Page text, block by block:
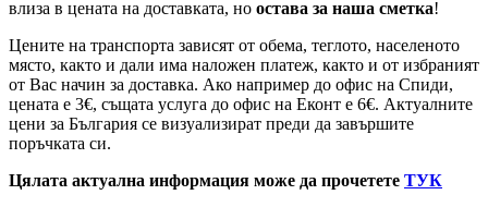
влиза в цената на доставката, но остава за наша сметка!
Цените на транспорта зависят от обема, теглото, населеното
място, както и дали има наложен платеж, както и от избраният
от Вас начин за доставка. Ако например до офис на Спиди,
цената е 3€, същата услуга до офис на Еконт е 6€. Актуалните
цени за България се визуализират преди да завършите
поръчката си.
Цялата актуална информация може да прочетете ТУК